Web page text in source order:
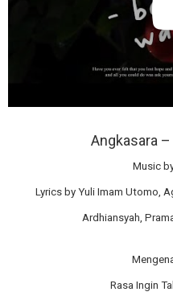
Angkasara
Music
Lyrics by Yuli Imam Utomo,
Ardhiansyah,
Rasa Ingin